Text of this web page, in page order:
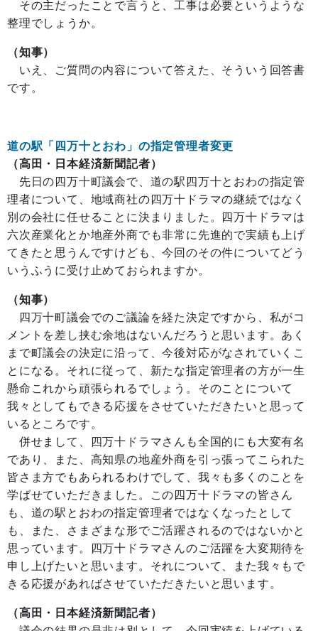
その主だったことで言うと、工事は必要というような
整理でしょうか。
（知事）
いえ、ご質問の内容について答えた、そういう回答書
です。
道の駅「四万十とおわ」の指定管理者変更
（高田・日本経済新聞記者）
先日の四万十町議会で、道の駅四万十とおわの指定管
理者について、地域商社の四万十ドラマの継続ではなく
別の会社に任せることに決まりました。四万十ドラマは
六次産業化とか地産外商でも非常に先進的で実績も上げ
てきたと思うんですけども、今回のその件についてどう
いうふうに受け止めておられますか。
（知事）
四万十町議会でのご議論を経た決定ですから、私がコ
メントを差し挟む余地はないんだろうと思います。あく
まで町議会の決定に沿って、今後対応がなされていくこ
とになる。それに従って、新たな指定管理者の方が一生
懸命これから頑張られるでしょう。そのことについて
我々としてもできる応援をさせていただきたいと思って
いるところです。
併せまして、四万十ドラマさんも全国的にも大変有名
であり、また、高知県の地産外商を引っ張ってこられた
皆さま方でもあられるわけでして、我々も多くのことを
学ばせていただきました。この四万十ドラマの皆さん
も、道の駅とおわの指定管理者ではなくなったとして
も、また、さまざまな形でご活躍されるのではないかと
思っています。四万十ドラマさんのご活躍を大変期待を
申し上げたいと思います。それについて、また我々もで
きる応援があればさせていただきたいと思います。
（高田・日本経済新聞記者）